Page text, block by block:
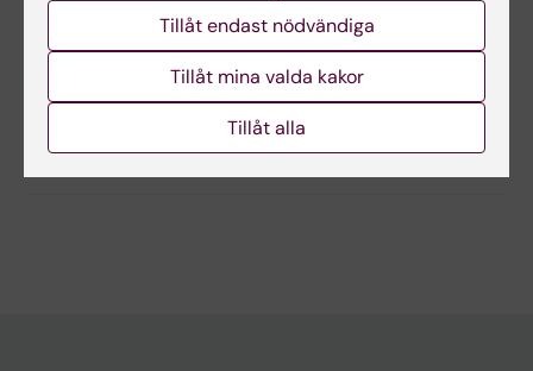
Webb Admin
2015-06-09
Dela
Tillåt endast nödvändiga
Tillåt mina valda kakor
Tillåt alla